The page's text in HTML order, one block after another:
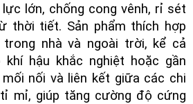
lớn, chống cong vênh, rỉ sét
thời tiết. Sản phẩm thích hợp
nhà và ngoài trời, kể cả
hậu khắc nghiệt hoặc gần
nối và liên kết giữa các chi
mỉ, giúp tăng cường độ cứng